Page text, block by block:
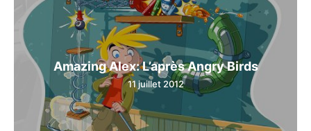
Amazing Alex: L’après Angry Birds
11 juillet 2012